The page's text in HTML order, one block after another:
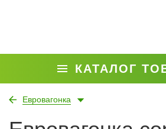
КАТАЛОГ
Евровагонка